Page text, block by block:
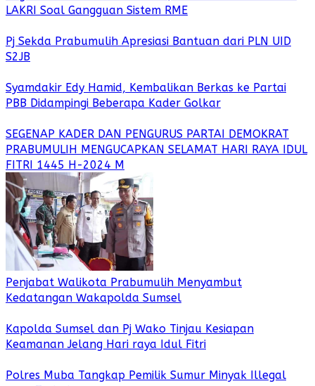
LAKRI Soal Gangguan Sistem RME
Pj Sekda Prabumulih Apresiasi Bantuan dari PLN UID
S2JB
Syamdakir Edy Hamid, Kembalikan Berkas ke Partai
PBB Didampingi Beberapa Kader Golkar
SEGENAP KADER DAN PENGURUS PARTAI DEMOKRAT
PRABUMULIH MENGUCAPKAN SELAMAT HARI RAYA IDUL
FITRI 1445 H-2024 M
Penjabat Walikota Prabumulih Menyambut
Kedatangan Wakapolda Sumsel
Kapolda Sumsel dan Pj Wako Tinjau Kesiapan
Keamanan Jelang Hari raya Idul Fitri
Polres Muba Tangkap Pemilik Sumur Minyak Illegal